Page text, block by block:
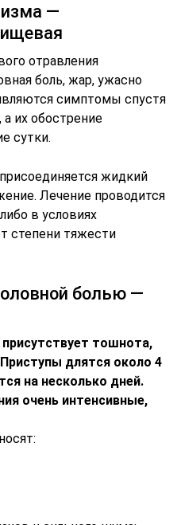
—
отравления
боль, жар, ужасно
симптомы спустя
их обострение
сутки.
жидкий
Лечение проводится
в условиях
степени тяжести
болью —
тошнота,
длятся около 4
на несколько дней.
очень интенсивные,